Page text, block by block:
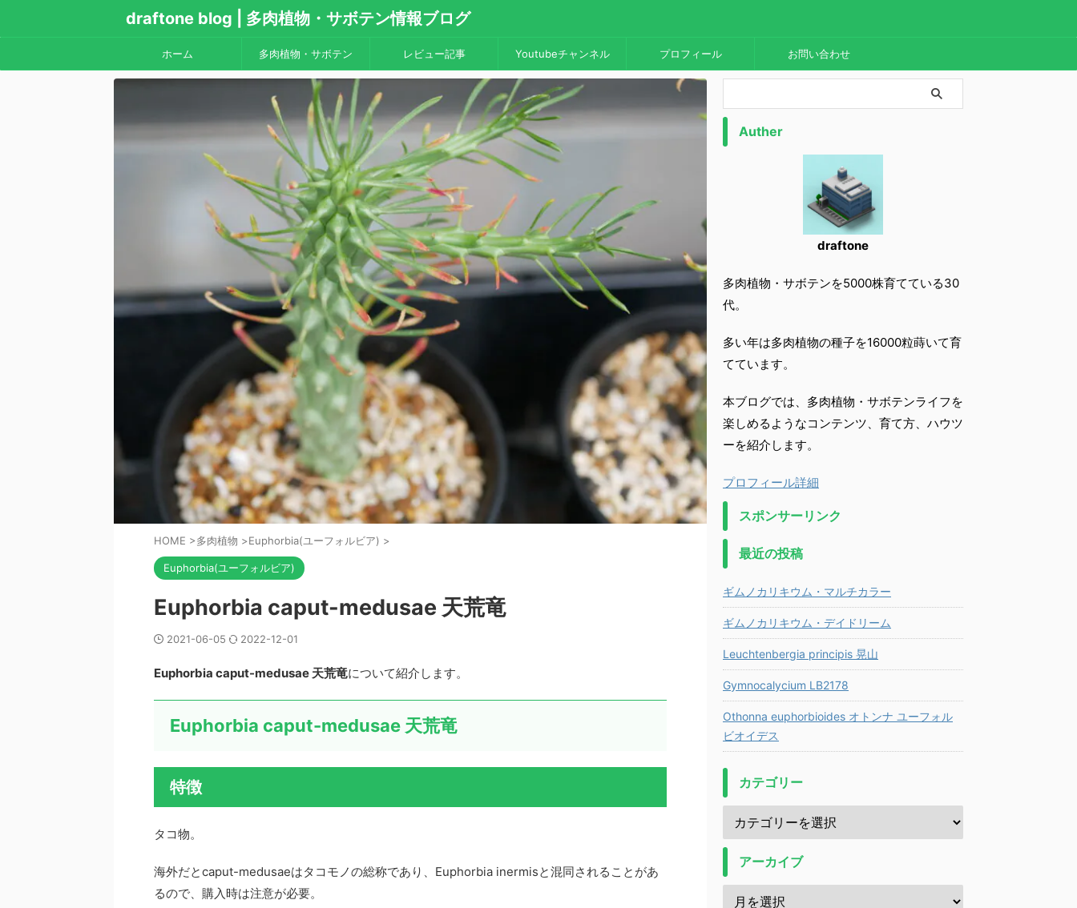
draftone blog | 多肉植物・サボテン情報ブログ
ホーム 多肉植物・サボテン レビュー記事 Youtubeチャンネル プロフィール お問い合わせ
HOME >多肉植物 >Euphorbia(ユーフォルビア) >
Euphorbia(ユーフォルビア)
Euphorbia caput-medusae 天荒竜
2021-06-05 2022-12-01
Euphorbia caput-medusae 天荒竜について紹介します。
Euphorbia caput-medusae 天荒竜
特徴
タコ物。
海外だとcaput-medusaeはタコモノの総称であり、Euphorbia inermisと混同されることがあ
るので、購入時は注意が必要。
Auther
draftone
多肉植物・サボテンを5000株育てている30
代。
多い年は多肉植物の種子を16000粒蒔いて育
てています。
本ブログでは、多肉植物・サボテンライフを
楽しめるようなコンテンツ、育て方、ハウツ
ーを紹介します。
プロフィール詳細
スポンサーリンク
最近の投稿
ギムノカリキウム・マルチカラー
ギムノカリキウム・デイドリーム
Leuchtenbergia principis 晃山
Gymnocalycium LB2178
Othonna euphorbioides オトンナ ユーフォル
ビオイデス
カテゴリー
アーカイブ